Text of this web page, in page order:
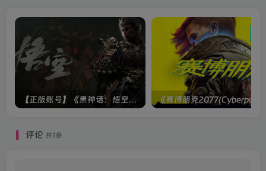
【正版账号】《黑神话：悟空(BLACK MYTH WU KONG)》
评论 共1条